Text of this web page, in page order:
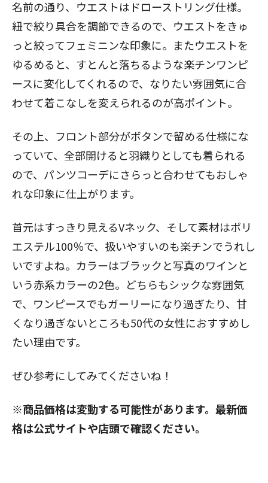
名前の通り、ウエストはドローストリング仕様。
紐で絞り具合を調節できるので、ウエストをきゅ
っと絞ってフェミニンな印象に。またウエストを
ゆるめると、すとんと落ちるような楽チンワンピ
ースに変化してくれるので、なりたい雰囲気に合
わせて着こなしを変えられるのが高ポイント。
その上、フロント部分がボタンで留める仕様にな
っていて、全部開けると羽織りとしても着られる
ので、パンツコーデにさらっと合わせてもおしゃ
れな印象に仕上がります。
首元はすっきり見えるVネック、そして素材はポリ
エステル100％で、扱いやすいのも楽チンでうれし
いですよね。カラーはブラックと写真のワインと
いう赤系カラーの2色。どちらもシックな雰囲気
で、ワンピースでもガーリーになり過ぎたり、甘
くなり過ぎないところも50代の女性におすすめし
たい理由です。
ぜひ参考にしてみてくださいね！
※商品価格は変動する可能性があります。最新価
格は公式サイトや店頭で確認ください。
閉じる